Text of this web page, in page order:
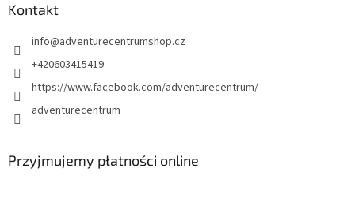
Kontakt
info@adventurecentrumshop.cz
+420603415419
https://www.facebook.com/adventurecentrum/
adventurecentrum
Przyjmujemy płatności online